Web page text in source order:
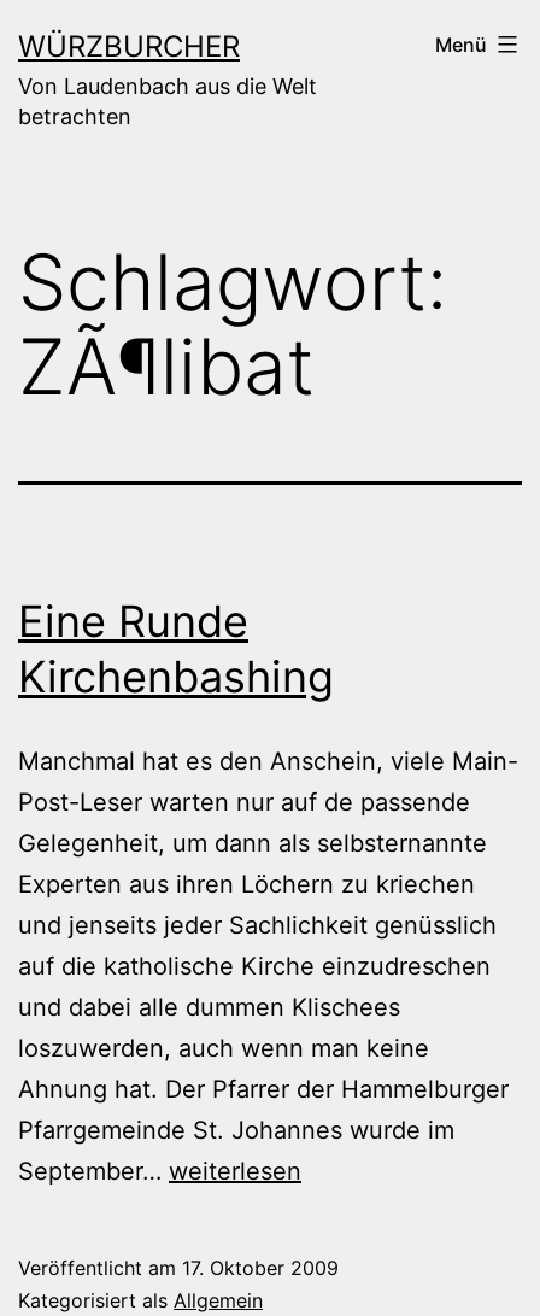
Inhalt
springen
WÜRZBURCHER
Von Laudenbach aus die Welt
betrachten
Menü
Schlagwort:
ZÃ¶libat
Eine Runde
Kirchenbashing
Manchmal hat es den Anschein, viele Main-
Post-Leser warten nur auf de passende
Gelegenheit, um dann als selbsternannte
Experten aus ihren Löchern zu kriechen
und jenseits jeder Sachlichkeit genüsslich
auf die katholische Kirche einzudreschen
und dabei alle dummen Klischees
loszuwerden, auch wenn man keine
Ahnung hat. Der Pfarrer der Hammelburger
Pfarrgemeinde St. Johannes wurde im
September… Eine
weiterlesen
Veröffentlicht am 17. Oktober 2009
Kategorisiert als Allgemein